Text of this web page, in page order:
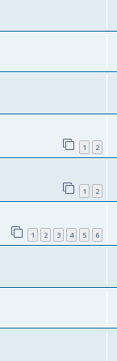
1 2
1 2
1 2 3 4 5 6